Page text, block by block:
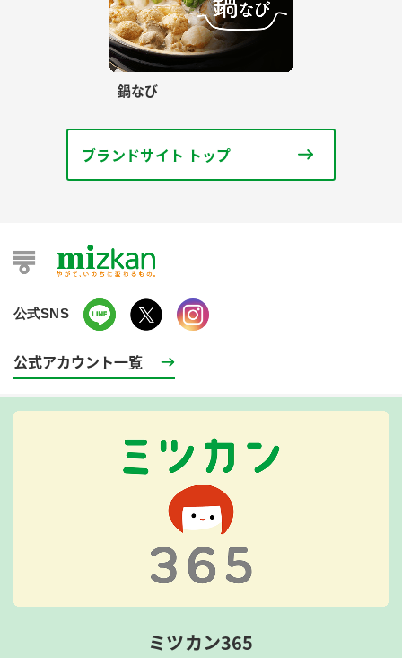
鍋なび
ブランドサイト トップ
公式SNS
公式アカウント一覧
ミツカン365